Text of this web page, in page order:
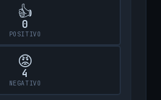
👍
0
POSITIVO
😡
4
NEGATIVO